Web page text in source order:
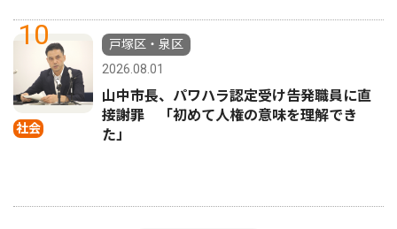
10
社会
戸塚区・泉区
2026.08.01
山中市長、パワハラ認定受け告発職員に直
接謝罪 「初めて人権の意味を理解でき
た」